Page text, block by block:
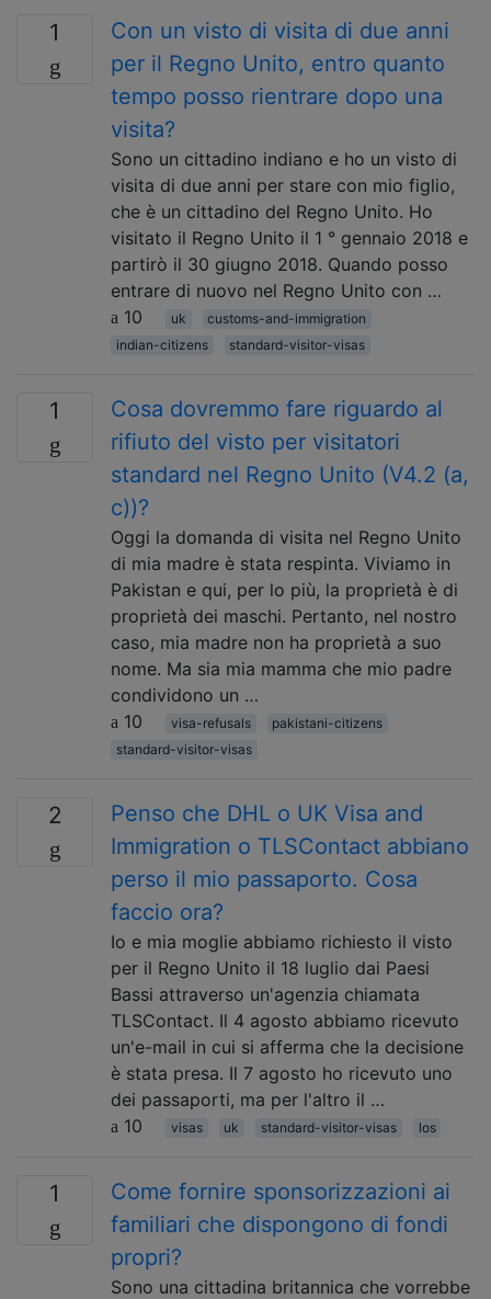
1
Con un visto di visita di due anni
per il Regno Unito, entro quanto
tempo posso rientrare dopo una
visita?
Sono un cittadino indiano e ho un visto di
visita di due anni per stare con mio figlio,
che è un cittadino del Regno Unito. Ho
visitato il Regno Unito il 1 ° gennaio 2018 e
partirò il 30 giugno 2018. Quando posso
entrare di nuovo nel Regno Unito con …
10
uk
customs-and-immigration
indian-citizens
standard-visitor-visas
1
Cosa dovremmo fare riguardo al
rifiuto del visto per visitatori
standard nel Regno Unito (V4.2 (a,
c))?
Oggi la domanda di visita nel Regno Unito
di mia madre è stata respinta. Viviamo in
Pakistan e qui, per lo più, la proprietà è di
proprietà dei maschi. Pertanto, nel nostro
caso, mia madre non ha proprietà a suo
nome. Ma sia mia mamma che mio padre
condividono un …
10
visa-refusals
pakistani-citizens
standard-visitor-visas
2
Penso che DHL o UK Visa and
Immigration o TLSContact abbiano
perso il mio passaporto. Cosa
faccio ora?
Io e mia moglie abbiamo richiesto il visto
per il Regno Unito il 18 luglio dai Paesi
Bassi attraverso un'agenzia chiamata
TLSContact. Il 4 agosto abbiamo ricevuto
un'e-mail in cui si afferma che la decisione
è stata presa. Il 7 agosto ho ricevuto uno
dei passaporti, ma per l'altro il …
10
visas uk standard-visitor-visas los
1
Come fornire sponsorizzazioni ai
familiari che dispongono di fondi
propri?
Sono una cittadina britannica che vorrebbe